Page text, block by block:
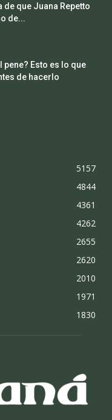
de que Juana Repetto
de...
pene? Esto es lo que
de hacerlo
5157
4844
4361
4262
2655
2620
2010
1971
1830